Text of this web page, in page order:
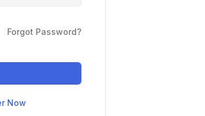
Forgot Password?
Now